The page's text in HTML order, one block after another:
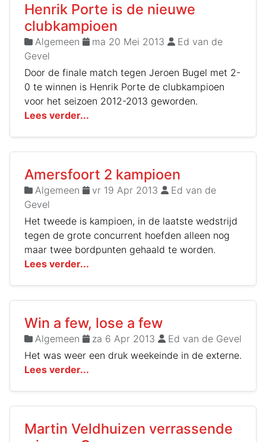
Henrik Porte is de nieuwe
clubkampioen
Algemeen ma 20 Mei 2013
Ed van de
Gevel
Door de finale match tegen Jeroen Bugel met 2-
0 te winnen is Henrik Porte de clubkampioen
voor het seizoen 2012-2013 geworden.
Lees verder...
Amersfoort 2 kampioen
Algemeen vr 19 Apr 2013
Ed van de
Gevel
Het tweede is kampioen, in de laatste wedstrijd
tegen de grote concurrent hoefden alleen nog
maar twee bordpunten gehaald te worden.
Lees verder...
Win a few, lose a few
Algemeen za 6 Apr 2013
Ed van de Gevel
Het was weer een druk weekeinde in de externe.
Lees verder...
Martin Veldhuizen verrassende